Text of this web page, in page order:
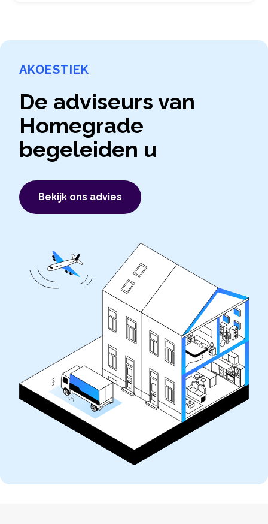
AKOESTIEK
De adviseurs van
Homegrade
begeleiden u
Bekijk ons ​​advies